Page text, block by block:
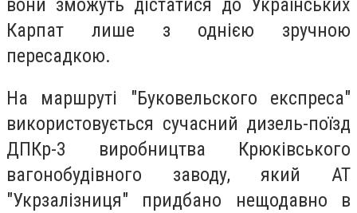
Карпат лише з однією зручною
пересадкою.
На маршруті "Буковельского експреса"
використовується сучасний дизель-поїзд
ДПКр-3 виробництва Крюківського
вагонобудівного заводу, який АТ
"Укрзалізниця" придбано нещодавно в